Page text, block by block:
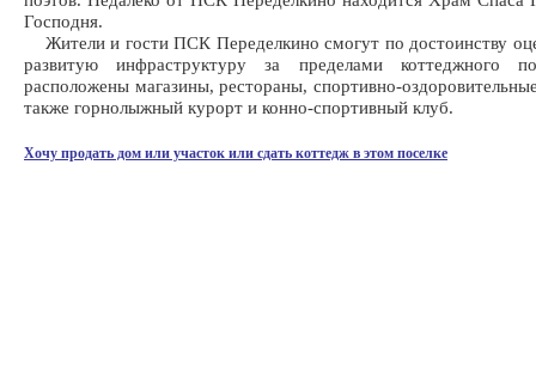
Господня.
Жители и гости ПСК Переделкино смогут по достоинству
развитую инфраструктуру за пределами коттеджного
расположены магазины, рестораны, спортивно-
также горнолыжный курорт и конно-спортивный клуб.
Хочу продать дом или участок или сдать коттедж в этом поселке